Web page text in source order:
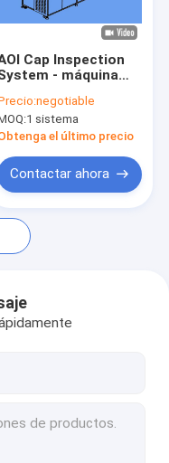
Cap Inspection
- máquina
del
negotiable
1 sistema
el último precio
Contactar ahora